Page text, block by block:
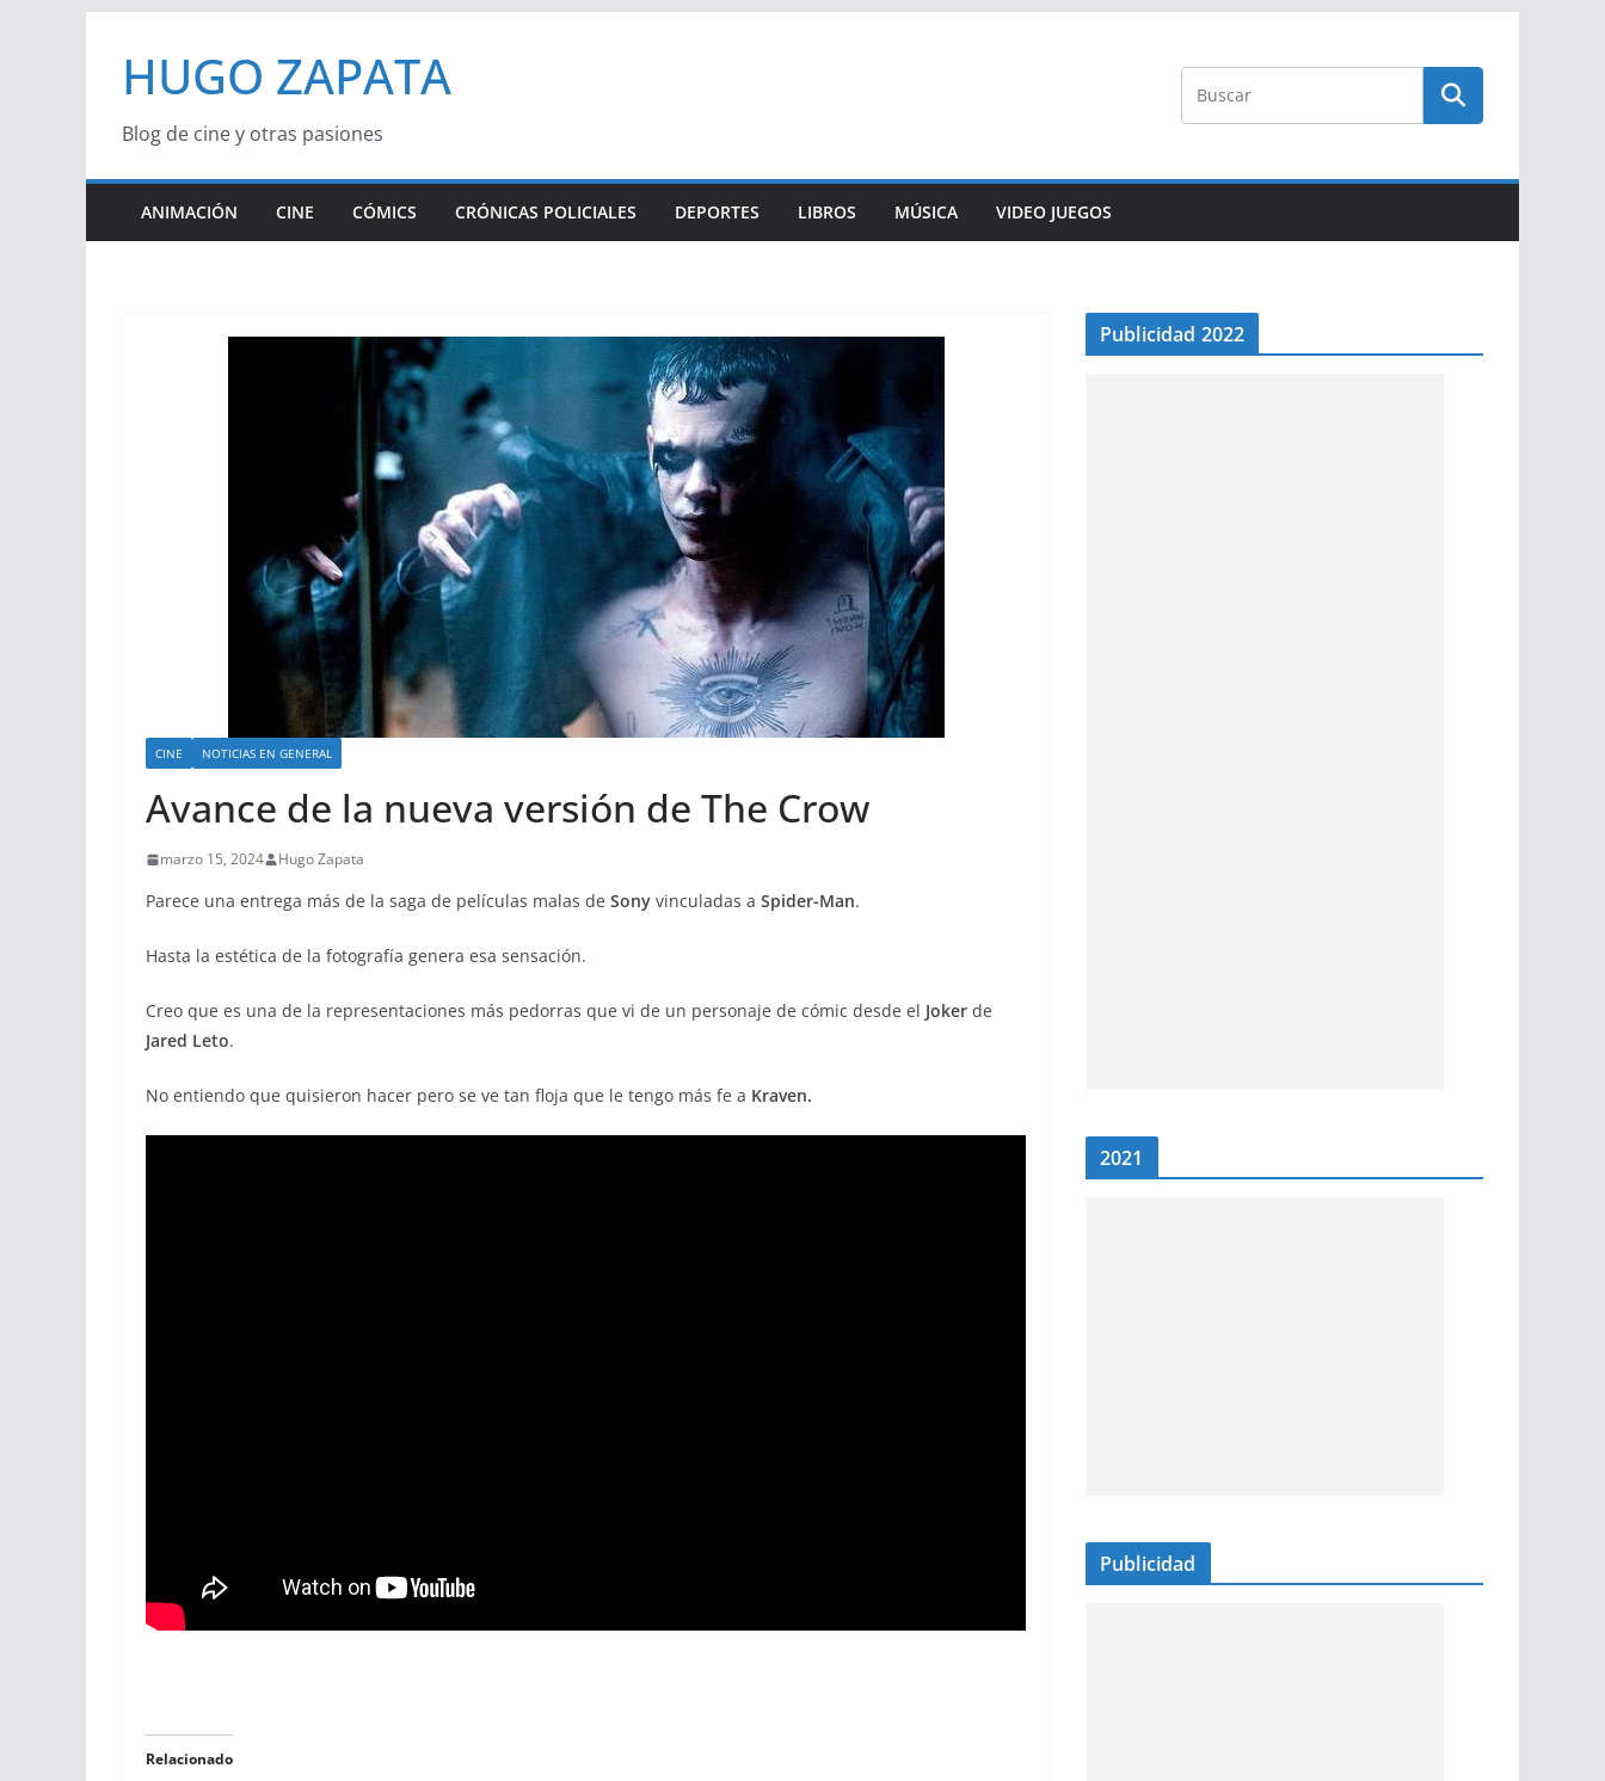
contenido
HUGO ZAPATA
Blog de cine y otras pasiones
ANIMACIÓN CINE CÓMICS CRÓNICAS POLICIALES DEPORTES LIBROS MÚSICA VIDEO JUEGOS
CINE NOTICIAS EN GENERAL
Avance de la nueva versión de The Crow
marzo 15, 2024 Hugo Zapata
Parece una entrega más de la saga de películas malas de Sony vinculadas a Spider-Man.
Hasta la estética de la fotografía genera esa sensación.
Creo que es una de la representaciones más pedorras que vi de un personaje de cómic desde el Joker de
Jared Leto.
No entiendo que quisieron hacer pero se ve tan floja que le tengo más fe a Kraven.
Relacionado
Publicidad 2022
2021
Publicidad